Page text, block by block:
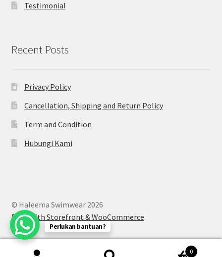
Testimonial
Recent Posts
Privacy Policy
Cancellation, Shipping and Return Policy
Term and Condition
Hubungi Kami
© Haleema Swimwear 2026
Built with Storefront & WooCommerce.
0
Perlukan bantuan?